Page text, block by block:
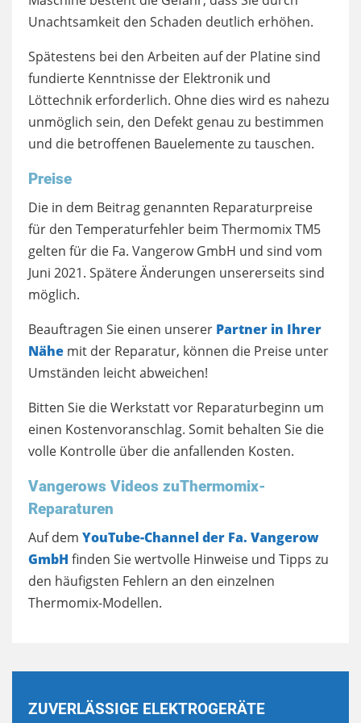
Unachtsamkeit den Schaden deutlich erhöhen.
Spätestens bei den Arbeiten auf der Platine sind
fundierte Kenntnisse der Elektronik und
Löttechnik erforderlich. Ohne dies wird es nahezu
unmöglich sein, den Defekt genau zu bestimmen
und die betroffenen Bauelemente zu tauschen.
Preise
Die in dem Beitrag genannten Reparaturpreise
für den Temperaturfehler beim Thermomix TM5
gelten für die Fa. Vangerow GmbH und sind vom
Juni 2021. Spätere Änderungen unsererseits sind
möglich.
Beauftragen Sie einen unserer Partner in Ihrer
Nähe mit der Reparatur, können die Preise unter
Umständen leicht abweichen!
Bitten Sie die Werkstatt vor Reparaturbeginn um
einen Kostenvoranschlag. Somit behalten Sie die
volle Kontrolle über die anfallenden Kosten.
Vangerows Videos zuThermomix-
Reparaturen
Auf dem YouTube-Channel der Fa. Vangerow
GmbH finden Sie wertvolle Hinweise und Tipps zu
den häufigsten Fehlern an den einzelnen
Thermomix-Modellen.
ZUVERLÄSSIGE ELEKTROGERÄTE